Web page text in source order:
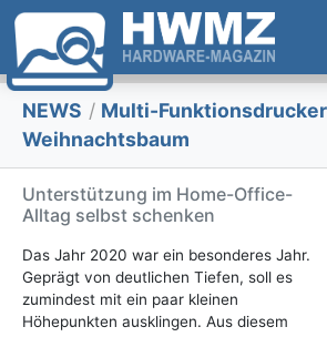
NEWS / Multi-
Weihnachtsbaum
Unterstützung im Home-Office-
Alltag selbst schenken
Das Jahr 2020 war ein besonderes Jahr.
Geprägt von deutlichen Tiefen, soll es
zumindest mit ein paar kleinen
Höhepunkten ausklingen. Aus diesem